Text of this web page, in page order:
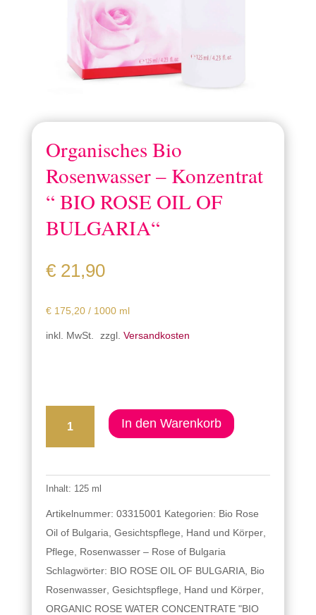
Organisches Bio
Rosenwasser – Konzentrat
“ BIO ROSE OIL OF
BULGARIA“
€21,90
€175,20/ 1000 ml
inkl. MwSt. zzgl. Versandkosten
Konzentrat
"
BIO
ROSE
OIL
OF
BULGARIA"
In den Warenkorb
Inhalt: 125 ml
Artikelnummer: 03315001 Kategorien: Bio Rose
Oil of Bulgaria Gesichtspflege Hand und Körper,
Pflege
Rosenwasser – Rose of Bulgaria
Schlagwörter: BIO ROSE OIL OF BULGARIA, Bio
Rosenwasser, Gesichtspflege Hand und Körper,
ORGANIC ROSE WATER CONCENTRATE "BIO